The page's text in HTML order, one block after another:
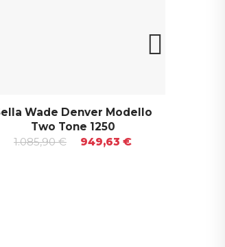
Wade Denver Modello
Two Tone 1250
1.085,90 €
949,63 €